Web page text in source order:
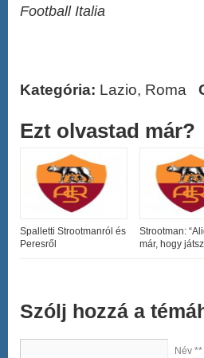
Football Italia
Kategória: Lazio, Roma
Ezt olvastad már?
Spalletti Strootmanról és
Peresről
Strootman:
már, hogy
Szólj hozzá a
Név **